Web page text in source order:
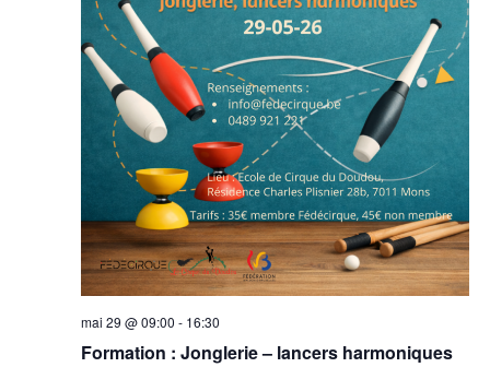
Formation : Jonglerie – lancers harmoniques
mai 29 @ 09:00 - 16:30